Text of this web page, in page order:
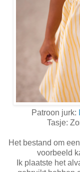
Patroon jurk:
Tasje:
Het bestand om
voorbeeld
Ik plaatste het